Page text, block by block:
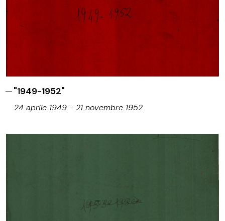
"1949-1952"
24 aprile 1949 - 21 novembre 1952